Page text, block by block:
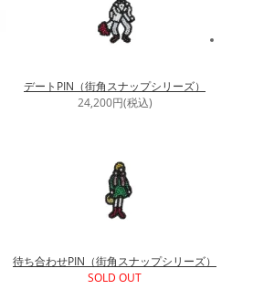
デートPIN（街角スナップシリーズ）
24,200円(税込)
待ち合わせPIN（街角スナップシリーズ）
SOLD OUT